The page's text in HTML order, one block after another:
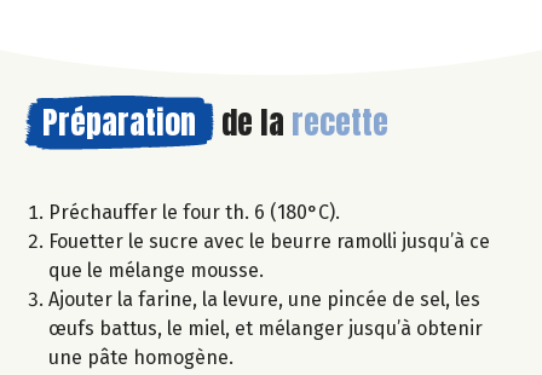
Préparation de la recette
Préchauffer le four th. 6 (180°C).
Fouetter le sucre avec le beurre ramolli jusqu’à ce
que le mélange mousse.
Ajouter la farine, la levure, une pincée de sel, les
œufs battus, le miel, et mélanger jusqu’à obtenir
une pâte homogène.